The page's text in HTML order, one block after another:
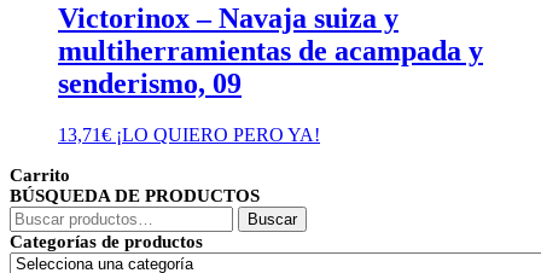
Victorinox – Navaja suiza y
multiherramientas de acampada y
senderismo, 09
13,71€ ¡LO QUIERO PERO YA!
Carrito
BÚSQUEDA DE PRODUCTOS
Buscar
por:
Buscar
Categorías de productos